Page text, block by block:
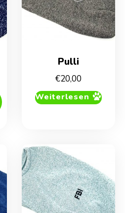
Pulli
€20,00
Weiterlesen